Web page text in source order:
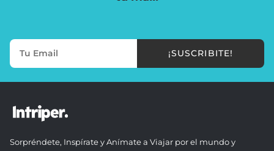
¡SUSCRIBITE!
Sorpréndete, Inspírate y Anímate a Viajar por el mundo y